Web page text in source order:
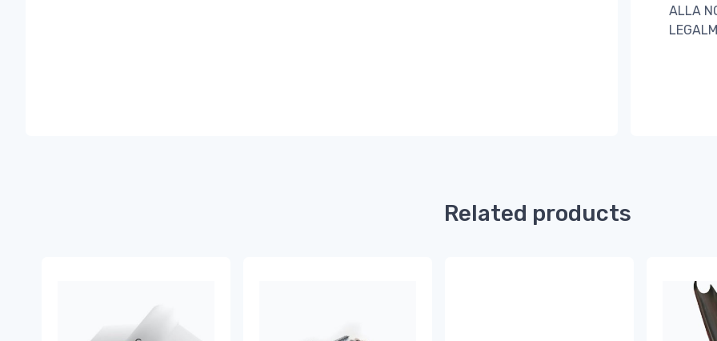
ALLA
Related products